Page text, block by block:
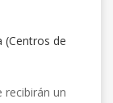
(Centros de
recibirán un